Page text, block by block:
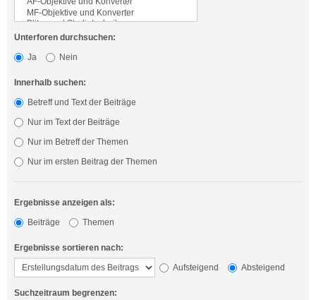
Unterforen durchsuchen:
Ja
Nein
Innerhalb suchen:
Betreff und Text der Beiträge
Nur im Text der Beiträge
Nur im Betreff der Themen
Nur im ersten Beitrag der Themen
Ergebnisse anzeigen als:
Beiträge
Themen
Ergebnisse sortieren nach:
Aufsteigend
Absteigend
Suchzeitraum begrenzen: